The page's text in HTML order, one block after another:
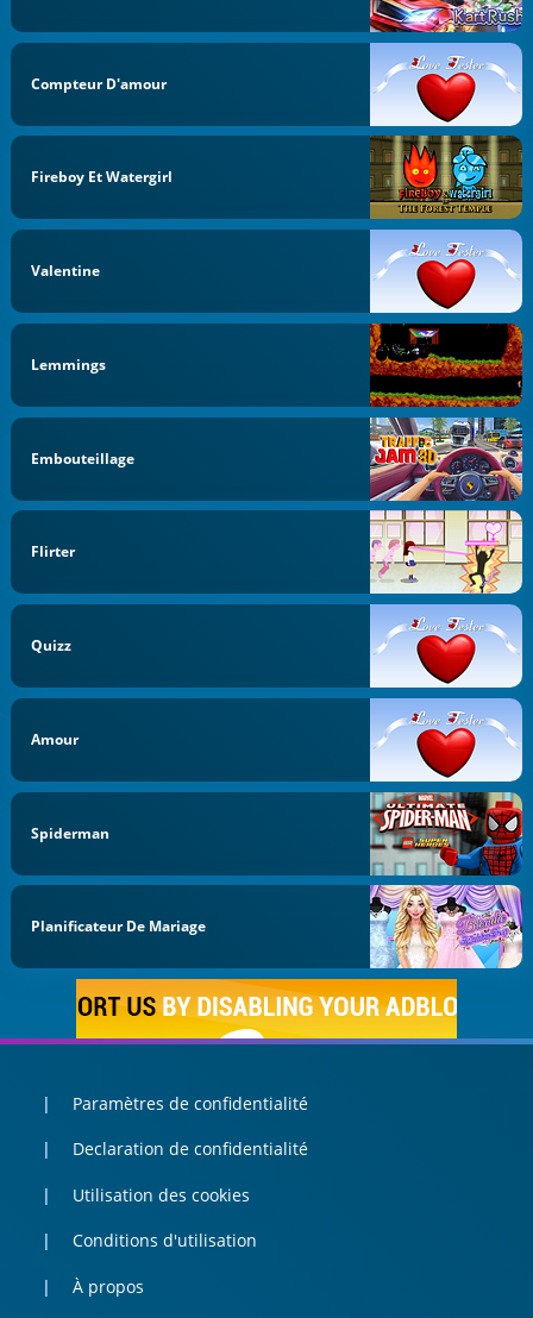
Compteur D'amour
Fireboy Et Watergirl
Valentine
Lemmings
Embouteillage
Flirter
Quizz
Amour
Spiderman
Planificateur De Mariage
Paramètres de confidentialité
Declaration de confidentialité
Utilisation des cookies
Conditions d'utilisation
À propos